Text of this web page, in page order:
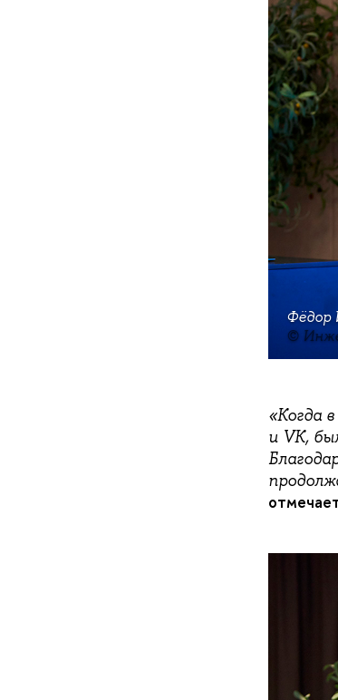
Фёдор
©
«Когда
и VK,